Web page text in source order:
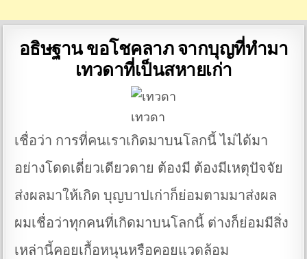
อธิษฐาน ขอโชคลาภ จากบุญที่ทำมา
เทวดาที่เป็นสหายเก่า
เทวดา
เชื่อว่า การที่คนเราเกิดมาบนโลกนี้ ไม่ได้มา
อย่างโดดเดี่ยวเดียวดาย ต้องมี ต้องมีเหตุปัจจัย
ส่งผลมาให้เกิด บุญบาปเก่าก็ย่อมตามมาส่งผล
ผมเชื่อว่าทุกคนที่เกิดมาบนโลกนี้ ต่างก็ย่อมมีสิ่ง
เหล่านี้คอยเกื้อหนุนหรือคอยแวดล้อม